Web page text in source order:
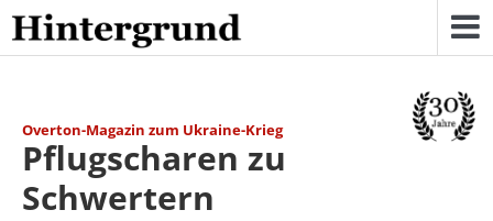
Skip
to
content
Overton-Magazin zum Ukraine-Krieg
Pflugscharen zu
Schwertern